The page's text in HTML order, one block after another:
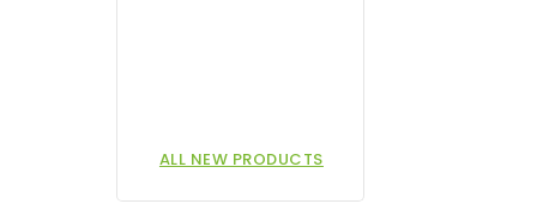
ALL NEW PRODUCTS